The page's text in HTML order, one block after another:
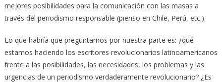
mejores posibilidades para la comunicación con las masas a
través del periodismo responsable (pienso en Chile, Perú, etc.).
Lo que habría que preguntarnos por nuestra parte es: ¿qué
estamos haciendo los escritores revolucionarios latinoamericanos
frente a las posibilidades, las necesidades, los problemas y las
urgencias de un periodismo verdaderamente revolucionario? ¿Es